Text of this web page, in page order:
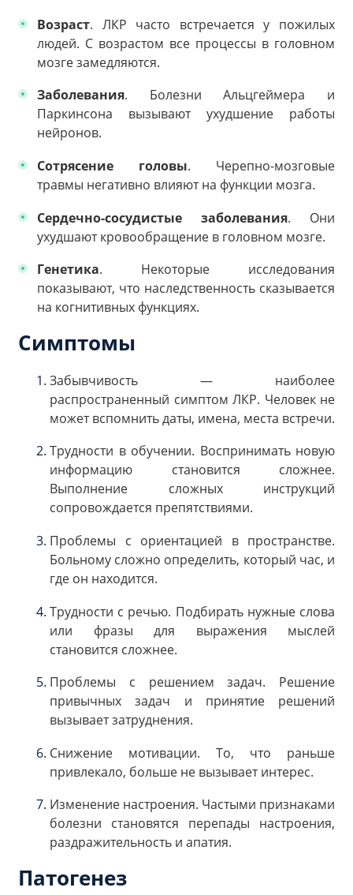
Возраст. ЛКР часто встречается у пожилых
людей. С возрастом все процессы в головном
мозге замедляются.
Заболевания. Болезни Альцгеймера и
Паркинсона вызывают ухудшение работы
нейронов.
Сотрясение головы. Черепно-мозговые
травмы негативно влияют на функции мозга.
Сердечно-сосудистые заболевания. Они
ухудшают кровообращение в головном мозге.
Генетика. Некоторые исследования
показывают, что наследственность сказывается
на когнитивных функциях.
Симптомы
Забывчивость — наиболее
распространенный симптом ЛКР. Человек не
может вспомнить даты, имена, места встречи.
Трудности в обучении. Воспринимать новую
информацию становится сложнее.
Выполнение сложных инструкций
сопровождается препятствиями.
Проблемы с ориентацией в пространстве.
Больному сложно определить, который час, и
где он находится.
Трудности с речью. Подбирать нужные слова
или фразы для выражения мыслей
становится сложнее.
Проблемы с решением задач. Решение
привычных задач и принятие решений
вызывает затруднения.
Снижение мотивации. То, что раньше
привлекало, больше не вызывает интерес.
Изменение настроения. Частыми признаками
болезни становятся перепады настроения,
раздражительность и апатия.
Патогенез